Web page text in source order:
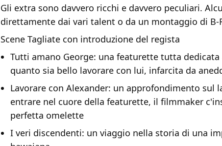
Gli extra sono davvero ricchi e davvero peculiari.
direttamente dai vari talent o da un montaggio di B-
Scene Tagliate con introduzione del regista
Tutti amano George: una featurette tutta dedicata
quanto sia bello lavorare con lui, infarcita da
Lavorare con Alexander: un approfondimento sul
entrare nel cuore della featurette, il filmmaker
perfetta omelette
I veri discendenti: un viaggio nella storia di una